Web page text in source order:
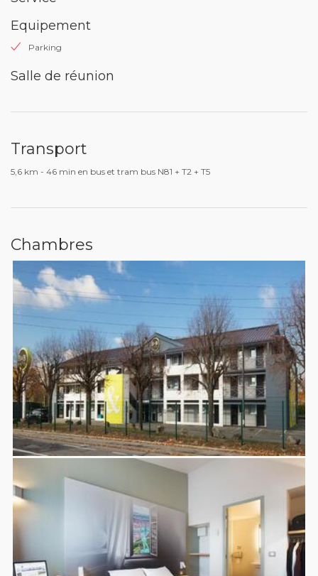
Equipement
Parking
Salle de réunion
Transport
5,6 km - 46 min en bus et tram bus N81 + T2 + T5
Chambres